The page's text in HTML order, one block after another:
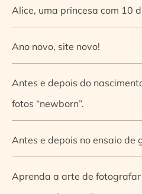
Alice, uma princesa com 10
Ano novo, site novo!
Antes e depois do
fotos “newborn”.
Antes e depois no ensaio de
Aprenda a arte de